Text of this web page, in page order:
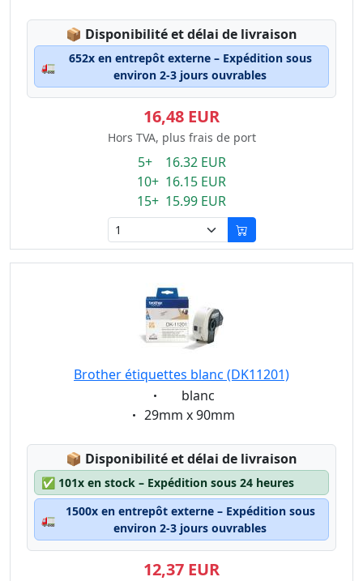
📦 Lagerstatus:
Disponibilité et délai de livraison
🚛
652x en entrepôt externe – Expédition sous
environ 2-3 jours ouvrables
16,48 EUR
Hors TVA, plus frais de port
5+ 16.32 EUR
10+ 16.15 EUR
15+ 15.99 EUR
Brother étiquettes blanc (DK11201)
Eigenschaft:
blanc
Eigenschaft:
29mm x 90mm
📦 Lagerstatus:
Disponibilité et délai de livraison
✅ 101x en stock – Expédition sous 24 heures
🚛
1500x en entrepôt externe – Expédition sous
environ 2-3 jours ouvrables
12,37 EUR